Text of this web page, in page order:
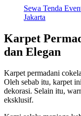
Sewa Tenda
Jakarta
Karpet
dan Elegan
Karpet permadani
Oleh sebab itu, karpet
dekorasi. Selain itu,
eksklusif.